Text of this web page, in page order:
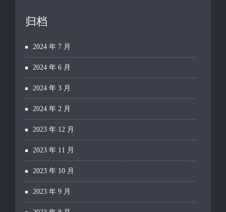
归档
2024 年 7 月
2024 年 6 月
2024 年 3 月
2024 年 2 月
2023 年 12 月
2023 年 11 月
2023 年 10 月
2023 年 9 月